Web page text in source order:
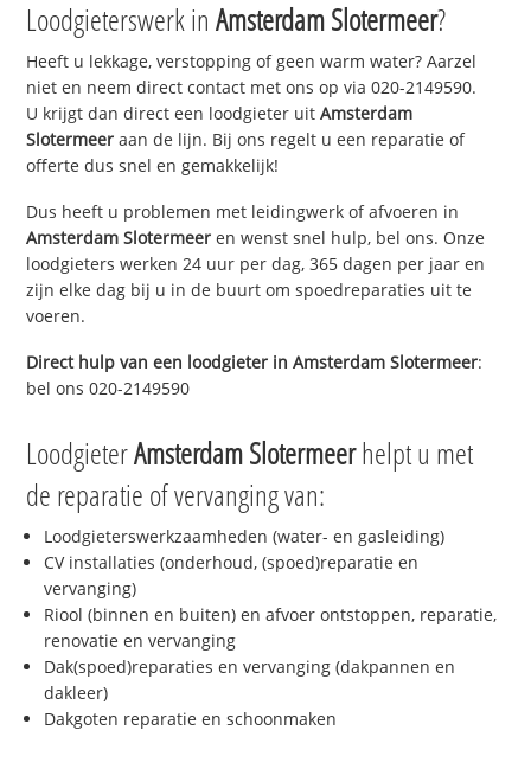
Loodgieterswerk inAmsterdam Slotermeer?
Heeft u lekkage, verstopping of geen warm water? Aarzel
niet en neem direct contact met ons op via 020-2149590.
U krijgt dan direct een loodgieter uitAmsterdam
Slotermeer aan de lijn. Bij ons regelt u een reparatie of
offerte dus snel en gemakkelijk!
Dus heeft u problemen met leidingwerk of afvoeren in
Amsterdam Slotermeer en wenst snel hulp, bel ons. Onze
loodgieters werken 24 uur per dag, 365 dagen per jaar en
zijn elke dag bij u in de buurt om spoedreparaties uit te
voeren.
Direct hulp van een loodgieter inAmsterdam Slotermeer:
bel ons 020-2149590
LoodgieterAmsterdam Slotermeerhelpt u met
de reparatie of vervanging van:
Loodgieterswerkzaamheden (water- en gasleiding)
CV installaties (onderhoud, (spoed)reparatie en
vervanging)
Riool (binnen en buiten) en afvoer ontstoppen, reparatie,
renovatie en vervanging
Dak(spoed)reparaties en vervanging (dakpannen en
dakleer)
Dakgoten reparatie en schoonmaken